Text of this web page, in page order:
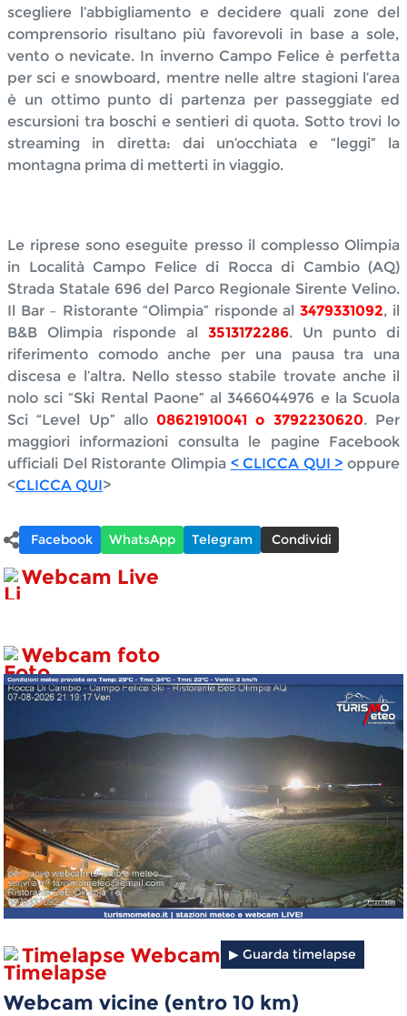
scegliere l’abbigliamento e decidere quali zone del
comprensorio risultano più favorevoli in base a sole,
vento o nevicate. In inverno Campo Felice è perfetta
per sci e snowboard, mentre nelle altre stagioni l’area
è un ottimo punto di partenza per passeggiate ed
escursioni tra boschi e sentieri di quota. Sotto trovi lo
streaming in diretta: dai un’occhiata e “leggi” la
montagna prima di metterti in viaggio.
Le riprese sono eseguite presso il complesso Olimpia
in Località Campo Felice di Rocca di Cambio (AQ)
Strada Statale 696 del Parco Regionale Sirente Velino.
Il Bar – Ristorante “Olimpia” risponde al 3479331092, il
B&B Olimpia risponde al 3513172286. Un punto di
riferimento comodo anche per una pausa tra una
discesa e l’altra. Nello stesso stabile trovate anche il
nolo sci “Ski Rental Paone” al 3466044976 e la Scuola
Sci “Level Up” allo08621910041 o 3792230620. Per
maggiori informazioni consulta le pagine Facebook
ufficiali Del Ristorante Olimpia < CLICCA QUI > oppure
<CLICCA QUI>
Facebook WhatsApp Telegram Condividi
Webcam Live
Webcam foto
Timelapse Webcam ▶ Guarda timelapse
Webcam vicine (entro 10 km)